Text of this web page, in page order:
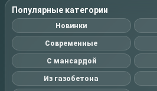
Популярные категории
Новинки
Современные
С мансардой
Из газобетона